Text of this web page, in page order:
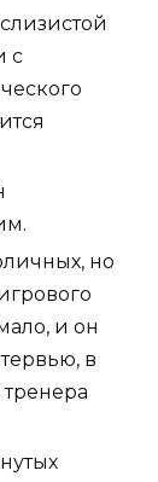
с
но
и он
в